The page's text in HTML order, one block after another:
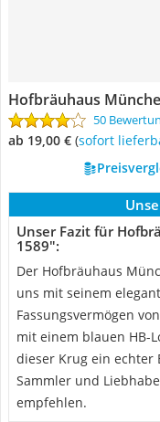
Hofbräuhaus
50
ab 19,00 € ( Sofort
Unser Fazit für
1589":
Der Hofbräuhaus
uns mit seinem
Fassungsvermögen
mit einem blauen HB-
dieser Krug ein echter
Sammler und
empfehlen.